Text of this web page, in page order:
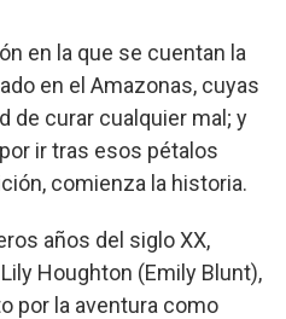
en la que se cuentan la
en el Amazonas, cuyas
de curar cualquier mal; y
ir tras esos pétalos
comienza la historia.
años del siglo XX,
Houghton (Emily Blunt),
por la aventura como